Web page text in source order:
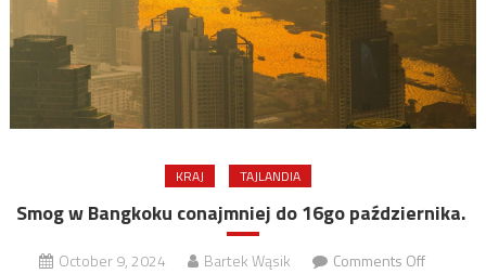
KRAJ TAJLANDIA
Smog w Bangkoku conajmniej do 16go października.
October 9, 2024 Bartek Wąsik Comments Offon